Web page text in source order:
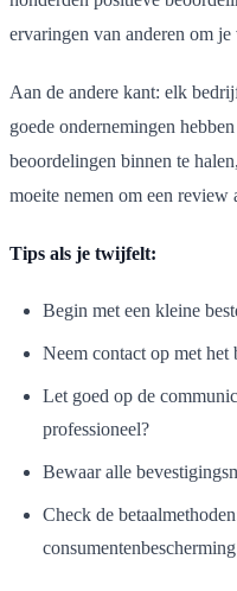
ervaringen van anderen om
Aan de andere kant: elk
goede ondernemingen
beoordelingen binnen te
moeite nemen om een review
Tips als je twijfelt:
Begin met een kleine
Neem contact op met
Let goed op de
professioneel?
Bewaar alle
Check de
consumentenbescherming